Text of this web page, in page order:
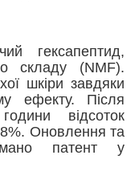
гексапептид,
складу (NMF).
шкіри завдяки
ефекту. Після
відсоток
Оновлення та
патент у